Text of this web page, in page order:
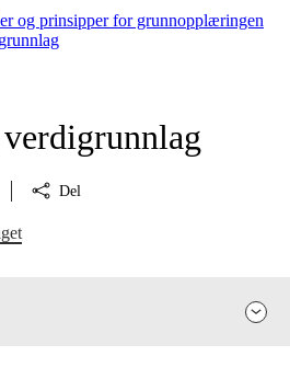
og prinsipper for grunnopplæringen
Del